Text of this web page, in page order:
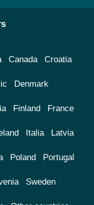
Canada Croatia
Denmark
Finland France
Italia Latvia
Poland Portugal
Sweden